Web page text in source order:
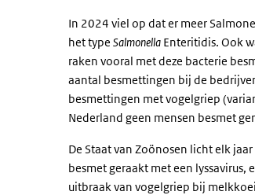
In 2024 viel op dat er meer
het type Salmonella Enteritidis. Ook
raken vooral met deze bacterie
aantal besmettingen bij de
besmettingen met vogelgriep
Nederland geen mensen besmet
De Staat van Zoönosen licht elk
besmet geraakt met een
uitbraak van vogelgriep bij